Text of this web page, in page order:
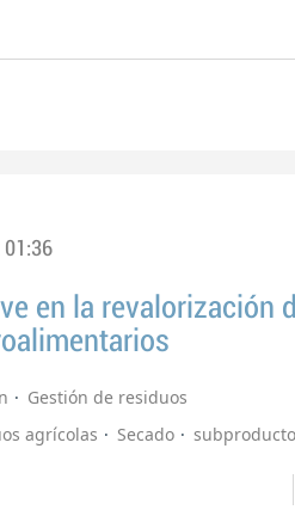
en la revalorización
Gestión de residuos
agrícolas
Secado